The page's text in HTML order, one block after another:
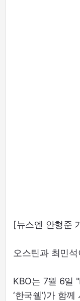
[뉴스엔 안형준
오스틴과 최민
KBO는 7월 6일
‘한국쉘’)가 함